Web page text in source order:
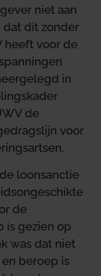
niet aan
dat dit zonder
heeft voor de
in
de
voor
loonsanctie
de
is gezien op
was dat niet
beroep is